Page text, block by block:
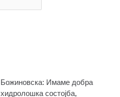
Божиновска: Имаме добра
хидролошка состојба,